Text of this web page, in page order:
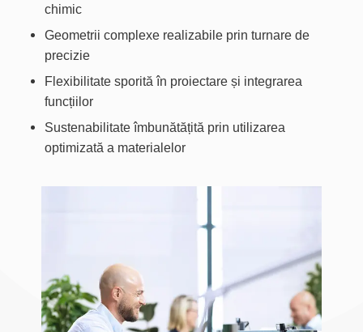
chimic
Geometrii complexe realizabile prin turnare de
precizie
Flexibilitate sporită în proiectare și integrarea
funcțiilor
Sustenabilitate îmbunătățită prin utilizarea
optimizată a materialelor